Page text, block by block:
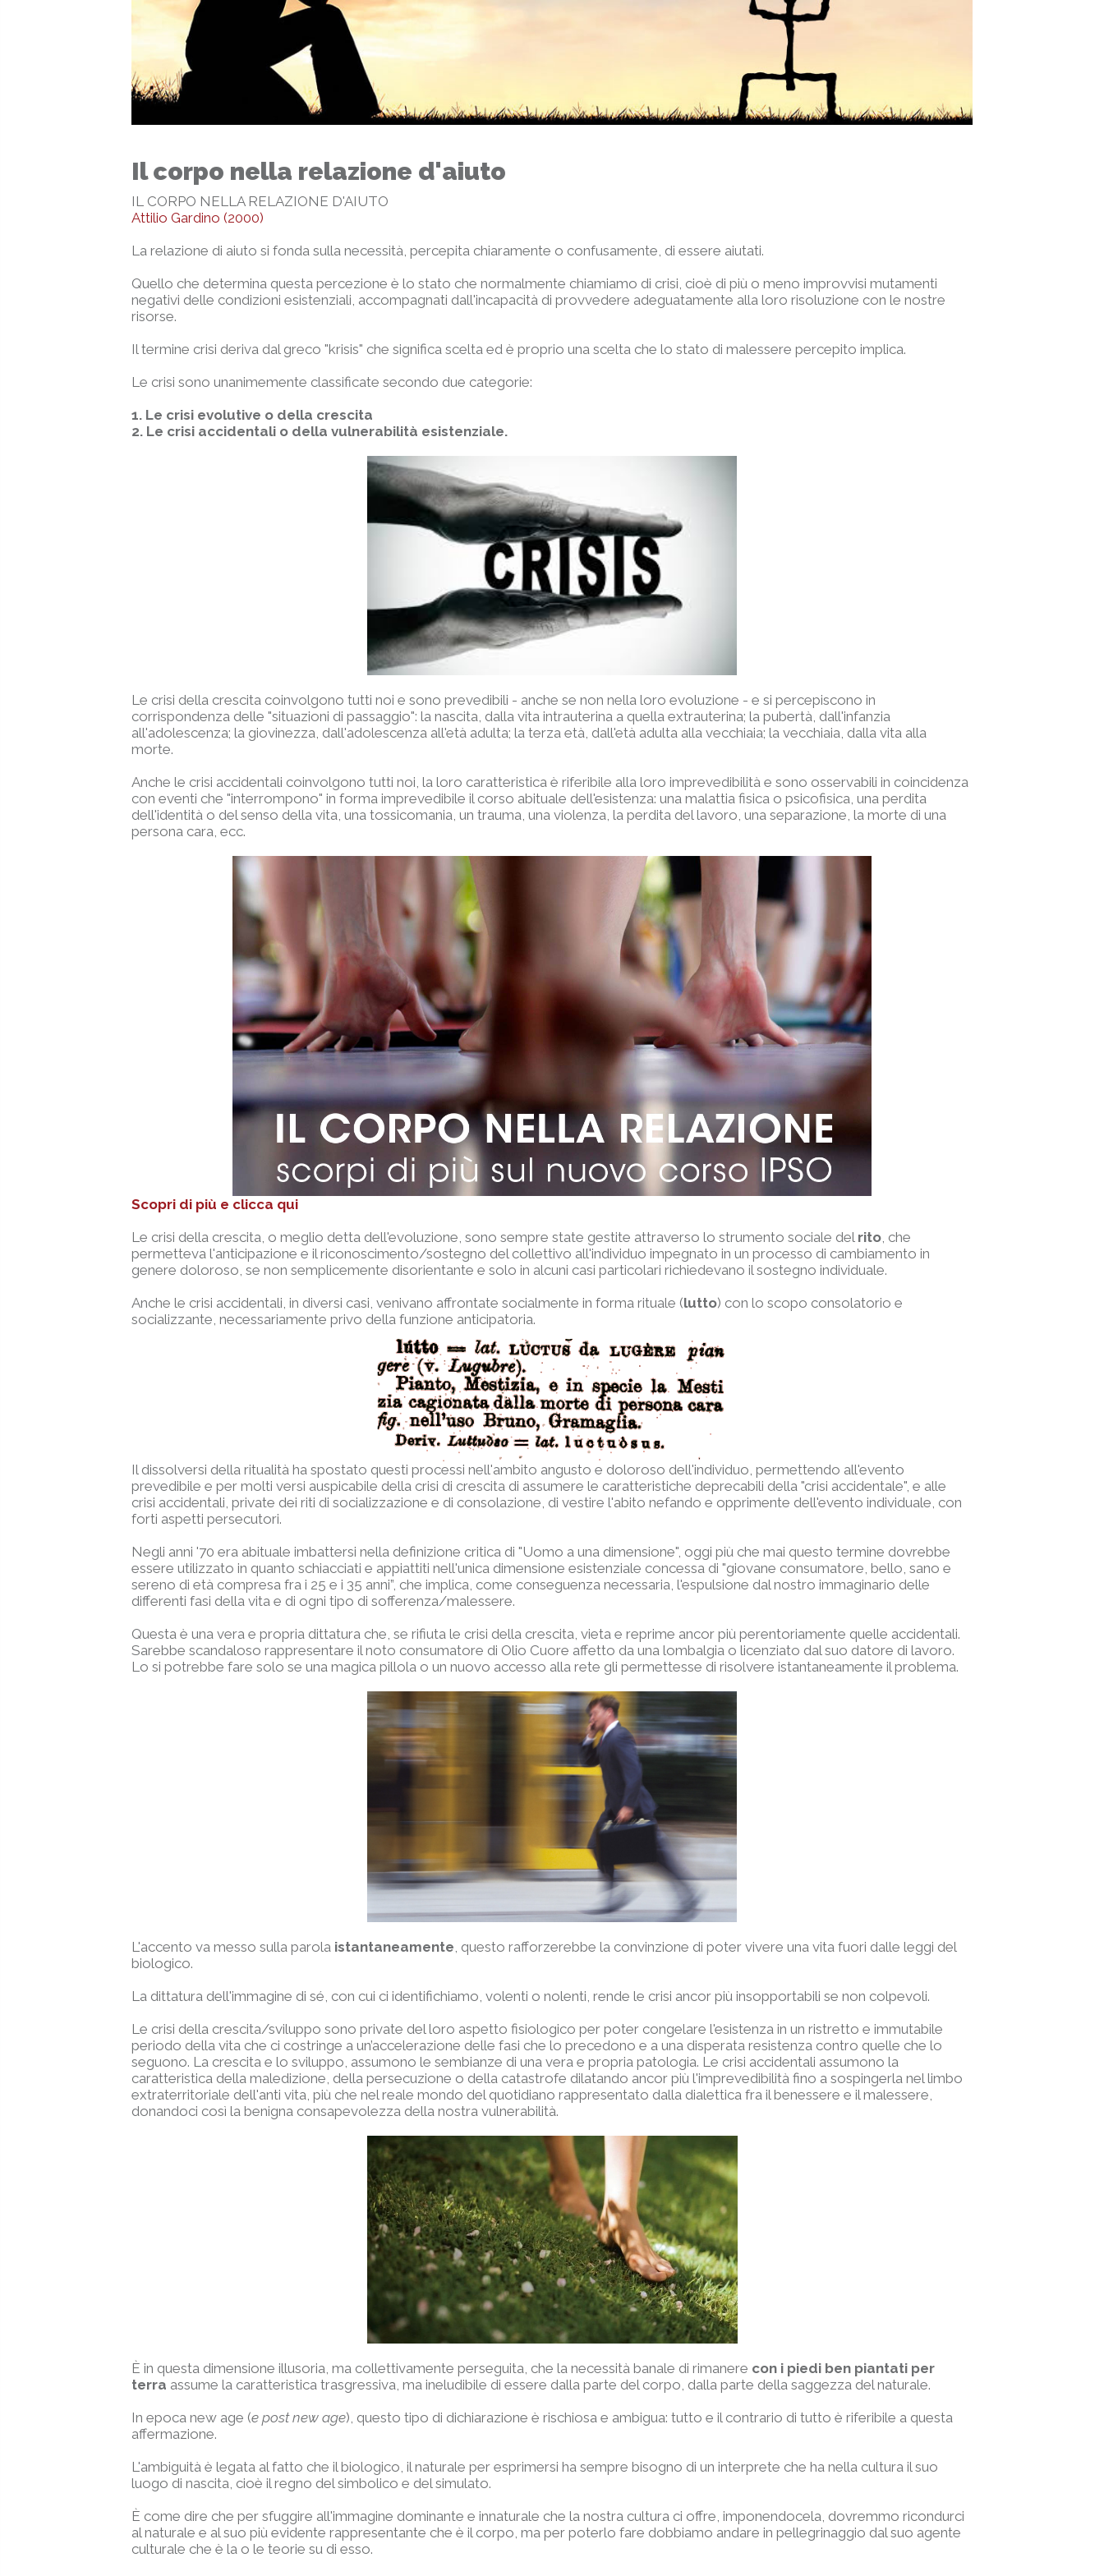
Il corpo nella relazione d'aiuto
IL CORPO NELLA RELAZIONE D'AIUTO
Attilio Gardino (2000)
La relazione di aiuto si fonda sulla necessità, percepita chiaramente o confusamente, di essere aiutati.
Quello che determina questa percezione è lo stato che normalmente chiamiamo di crisi, cioè di più o meno improvvisi mutamenti
negativi delle condizioni esistenziali, accompagnati dall'incapacità di provvedere adeguatamente alla loro risoluzione con le nostre
risorse.
Il termine crisi deriva dal greco "krisis" che significa scelta ed è proprio una scelta che lo stato di malessere percepito implica.
Le crisi sono unanimemente classificate secondo due categorie:
1. Le crisi evolutive o della crescita
2. Le crisi accidentali o della vulnerabilità esistenziale.
Le crisi della crescita coinvolgono tutti noi e sono prevedibili - anche se non nella loro evoluzione - e si percepiscono in
corrispondenza delle "situazioni di passaggio": la nascita, dalla vita intrauterina a quella extrauterina; la pubertà, dall'infanzia
all'adolescenza; la giovinezza, dall'adolescenza all'età adulta; la terza età, dall'età adulta alla vecchiaia; la vecchiaia, dalla vita alla
morte.
Anche le crisi accidentali coinvolgono tutti noi, la loro caratteristica è riferibile alla loro imprevedibilità e sono osservabili in coincidenza
con eventi che "interrompono" in forma imprevedibile il corso abituale dell'esistenza: una malattia fisica o psicofisica, una perdita
dell'identità o del senso della vita, una tossicomania, un trauma, una violenza, la perdita del lavoro, una separazione, la morte di una
persona cara, ecc.
Scopri di più e clicca qui
Le crisi della crescita, o meglio detta dell'evoluzione, sono sempre state gestite attraverso lo strumento sociale del rito, che
permetteva l'anticipazione e il riconoscimento/sostegno del collettivo all'individuo impegnato in un processo di cambiamento in
genere doloroso, se non semplicemente disorientante e solo in alcuni casi particolari richiedevano il sostegno individuale.
Anche le crisi accidentali, in diversi casi, venivano affrontate socialmente in forma rituale (lutto) con lo scopo consolatorio e
socializzante, necessariamente privo della funzione anticipatoria.
Il dissolversi della ritualità ha spostato questi processi nell'ambito angusto e doloroso dell'individuo, permettendo all'evento
prevedibile e per molti versi auspicabile della crisi di crescita di assumere le caratteristiche deprecabili della "crisi accidentale", e alle
crisi accidentali, private dei riti di socializzazione e di consolazione, di vestire l'abito nefando e opprimente dell'evento individuale, con
forti aspetti persecutori.
Negli anni '70 era abituale imbattersi nella definizione critica di "Uomo a una dimensione", oggi più che mai questo termine dovrebbe
essere utilizzato in quanto schiacciati e appiattiti nell'unica dimensione esistenziale concessa di "giovane consumatore, bello, sano e
sereno di età compresa fra i 25 e i 35 anni”, che implica, come conseguenza necessaria, l'espulsione dal nostro immaginario delle
differenti fasi della vita e di ogni tipo di sofferenza/malessere.
Questa è una vera e propria dittatura che, se rifiuta le crisi della crescita, vieta e reprime ancor più perentoriamente quelle accidentali.
Sarebbe scandaloso rappresentare il noto consumatore di Olio Cuore affetto da una lombalgia o licenziato dal suo datore di lavoro.
Lo si potrebbe fare solo se una magica pillola o un nuovo accesso alla rete gli permettesse di risolvere istantaneamente il problema.
L'accento va messo sulla parola istantaneamente, questo rafforzerebbe la convinzione di poter vivere una vita fuori dalle leggi del
biologico.
La dittatura dell'immagine di sé, con cui ci identifichiamo, volenti o nolenti, rende le crisi ancor più insopportabili se non colpevoli.
Le crisi della crescita/sviluppo sono private del loro aspetto fisiologico per poter congelare l'esistenza in un ristretto e immutabile
periodo della vita che ci costringe a un’accelerazione delle fasi che lo precedono e a una disperata resistenza contro quelle che lo
seguono. La crescita e lo sviluppo, assumono le sembianze di una vera e propria patologia. Le crisi accidentali assumono la
caratteristica della maledizione, della persecuzione o della catastrofe dilatando ancor più l'imprevedibilità fino a sospingerla nel limbo
extraterritoriale dell'anti vita, più che nel reale mondo del quotidiano rappresentato dalla dialettica fra il benessere e il malessere,
donandoci così la benigna consapevolezza della nostra vulnerabilità.
È in questa dimensione illusoria, ma collettivamente perseguita, che la necessità banale di rimanere con i piedi ben piantati per
terra assume la caratteristica trasgressiva, ma ineludibile di essere dalla parte del corpo, dalla parte della saggezza del naturale.
In epoca new age (e post new age), questo tipo di dichiarazione è rischiosa e ambigua: tutto e il contrario di tutto è riferibile a questa
affermazione.
L'ambiguità è legata al fatto che il biologico, il naturale per esprimersi ha sempre bisogno di un interprete che ha nella cultura il suo
luogo di nascita, cioè il regno del simbolico e del simulato.
È come dire che per sfuggire all'immagine dominante e innaturale che la nostra cultura ci offre, imponendocela, dovremmo ricondurci
al naturale e al suo più evidente rappresentante che è il corpo, ma per poterlo fare dobbiamo andare in pellegrinaggio dal suo agente
culturale che è la o le teorie su di esso.